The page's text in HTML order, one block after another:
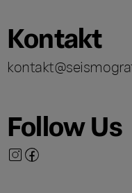
Kontakt
Follow Us